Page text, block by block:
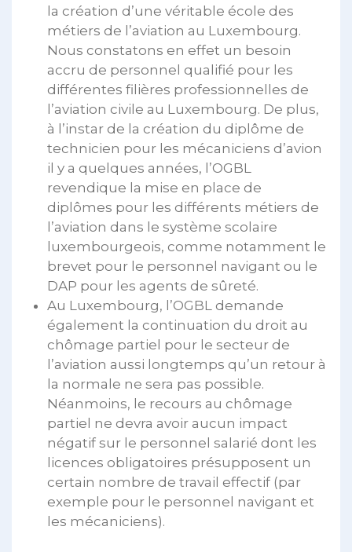
la création d’une véritable école des
métiers de l’aviation au Luxembourg.
Nous constatons en effet un besoin
accru de personnel qualifié pour les
différentes filières professionnelles de
l’aviation civile au Luxembourg. De plus,
à l’instar de la création du diplôme de
technicien pour les mécaniciens d’avion
il y a quelques années, l’OGBL
revendique la mise en place de
diplômes pour les différents métiers de
l’aviation dans le système scolaire
luxembourgeois, comme notamment le
brevet pour le personnel navigant ou le
DAP pour les agents de sûreté.
Au Luxembourg, l’OGBL demande
également la continuation du droit au
chômage partiel pour le secteur de
l’aviation aussi longtemps qu’un retour à
la normale ne sera pas possible.
Néanmoins, le recours au chômage
partiel ne devra avoir aucun impact
négatif sur le personnel salarié dont les
licences obligatoires présupposent un
certain nombre de travail effectif (par
exemple pour le personnel navigant et
les mécaniciens).